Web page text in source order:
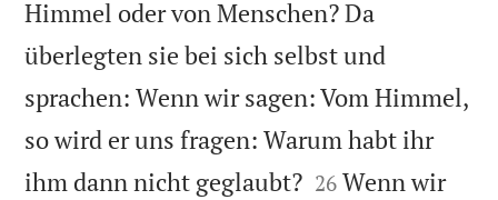
Himmel oder von Menschen? Da
überlegten sie bei sich selbst und
sprachen: Wenn wir sagen: Vom Himmel,
so wird er uns fragen: Warum habt ihr
ihm dann nicht geglaubt?
26 Wenn wir